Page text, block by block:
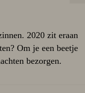
2020 zit eraan
Om je een beetje
bezorgen.